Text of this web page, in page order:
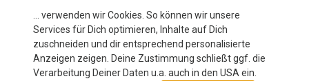
Herren Equipe R S11 Trikot
149,95 €
Assos
Herren Equipe RS S11 Trikot
199,95 €
… verwenden wir Cookies. So können wir unsere
Services für Dich optimieren, Inhalte auf Dich
zuschneiden und dir entsprechend personalisierte
Anzeigen zeigen. Deine Zustimmung schließt ggf. die
Verarbeitung Deiner Daten u.a. auch in den USA ein.